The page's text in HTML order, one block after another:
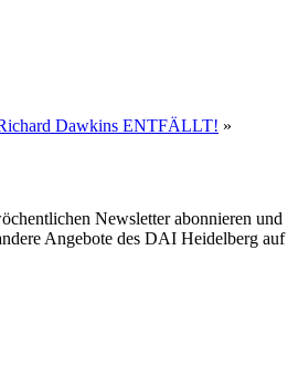
Dawkins ENTFÄLLT! »
Newsletter abonnieren und
Angebote des DAI Heidelberg auf